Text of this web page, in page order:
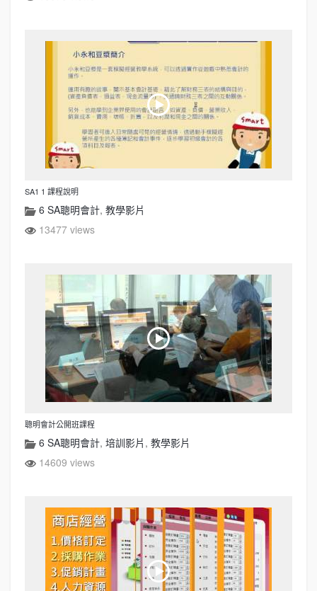
SA1 1 課程說明
6 SA聰明會計, 教學影片
13477 views
聰明會計公開班課程
6 SA聰明會計, 培訓影片 , 教學影片
14609 views